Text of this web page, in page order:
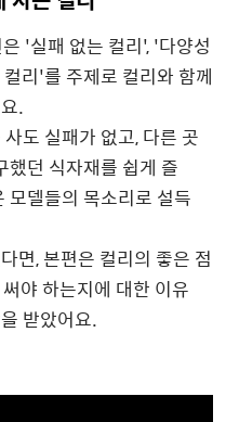
'실패 없는 컬리', '다양성
컬리'를 주제로 컬리와 함께
.
사도 실패가 없고,다른 곳
했던 식자재를 쉽게 즐
모델들의 목소리로 설득
면,본편은 컬리의 좋은 점
써야하는지에 대한 이유
받았어요.